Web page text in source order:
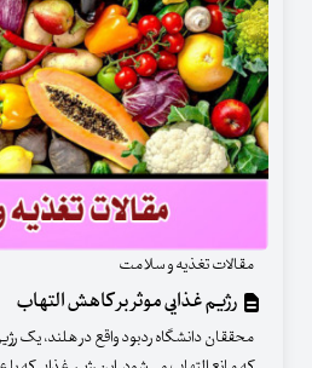
مقالات تغذیه و سلامت
رژیم غذایی موثر بر کاهش التهاب
محققان دانشگاه ردبود واقع در هلند، یک